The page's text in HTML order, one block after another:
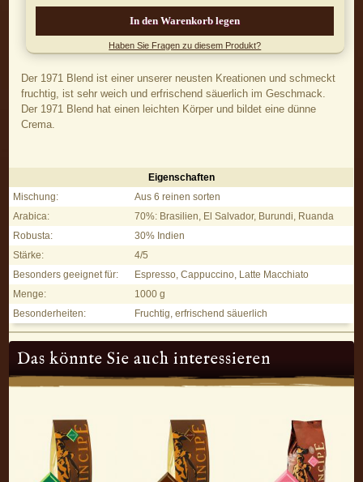
Haben Sie Fragen zu diesem Produkt?
Der 1971 Blend ist einer unserer neusten Kreationen und schmeckt
fruchtig, ist sehr weich und erfrischend säuerlich im Geschmack.
Der 1971 Blend hat einen leichten Körper und bildet eine dünne
Crema.
1971 Blend, 250g - Eigenschaften
Eigenschaften
Mischung:
Aus 6 reinen sorten
Arabica:
70%: Brasilien, El Salvador, Burundi, Ruanda
Robusta:
30% Indien
Stärke:
4/5
Besonders geeignet für:
Espresso, Cappuccino, Latte Macchiato
Menge:
1000 g
Besonderheiten:
Fruchtig, erfrischend säuerlich
Das könnte Sie auch interessieren